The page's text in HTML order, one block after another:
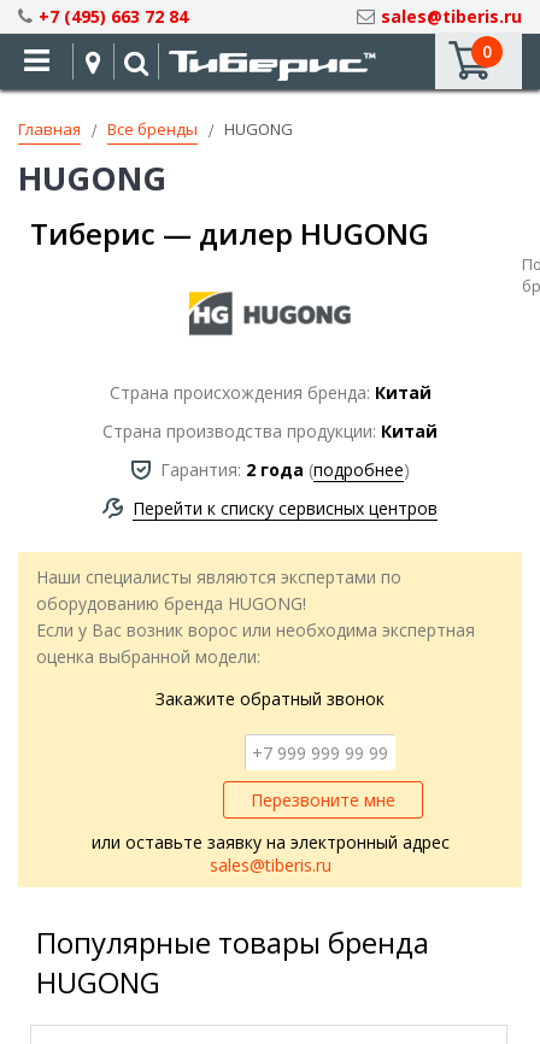
Skip
to
Content
+7 (495) 663 72 84
sales@tiberis.ru
0
Главная Все бренды HUGONG
HUGONG
Тиберис — дилер HUGONG
Страна происхождения бренда: Китай
Страна производства продукции: Китай
Гарантия: 2 года (подробнее)
Перейти к списку сервисных центров
Наши специалисты являются экспертами по
оборудованию бренда HUGONG!
Если у Вас возник ворос или необходима экспертная
оценка выбранной модели:
Закажите обратный звонок
Перезвоните мне
или оставьте заявку на электронный адрес
sales@tiberis.ru
Популярные товары бренда
HUGONG